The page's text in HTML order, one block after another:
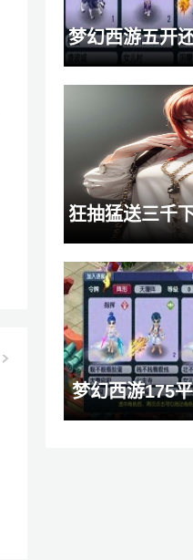
梦幻西游五开
五门阵容效
狂抽猛送三千
深度探索其中
究竟领
梦幻西游175